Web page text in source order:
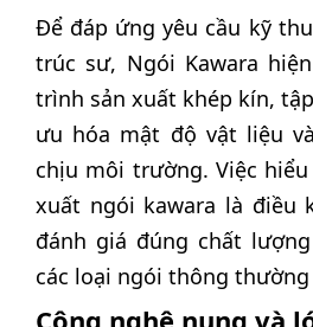
Để đáp ứng yêu cầu kỹ
trúc sư, Ngói Kawara
trình sản xuất khép kín,
ưu hóa mật độ vật liệu
chịu môi trường. Việc
xuất ngói kawara là điều
đánh giá đúng chất
các loại ngói thông
Công nghệ nung và